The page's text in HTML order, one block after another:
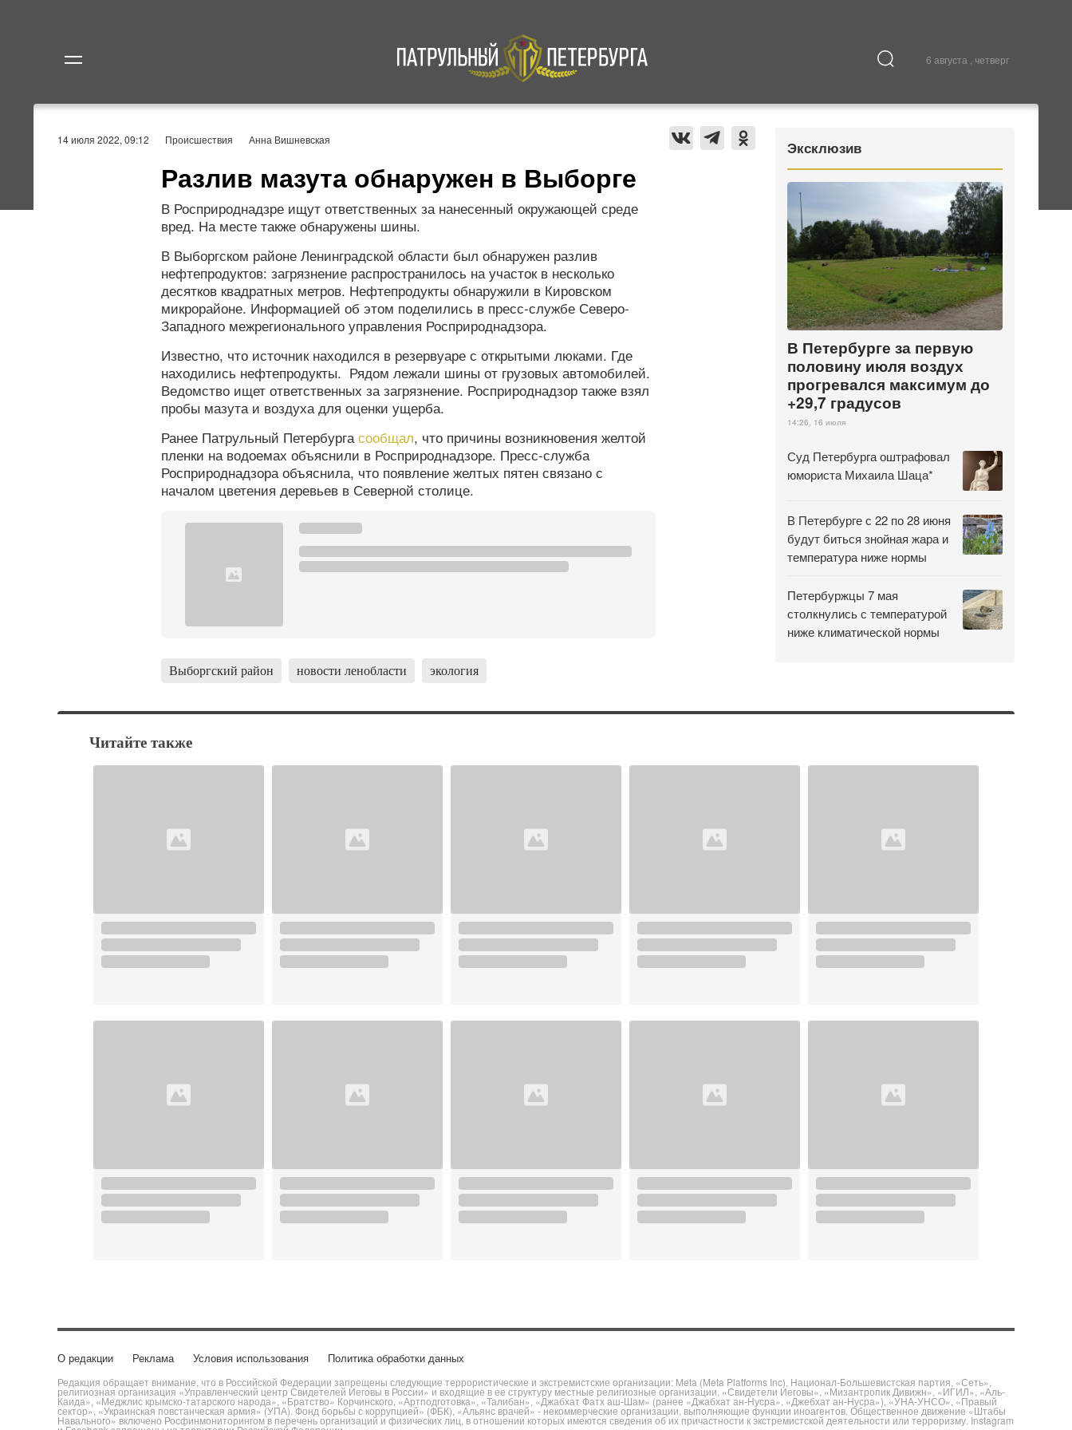
6 августа , четверг
Происшествия Культура
14 июля 2022, 09:12 Происшествия Анна Вишневская
Разлив мазута обнаружен в Выборге
В Росприроднадзре ищут ответственных за нанесенный окружающей среде
вред. На месте также обнаружены шины.
В Выборгском районе Ленинградской области был обнаружен разлив
нефтепродуктов: загрязнение распространилось на участок в несколько
десятков квадратных метров. Нефтепродукты обнаружили в Кировском
микрорайоне. Информацией об этом поделились в пресс-службе Северо-
Западного межрегионального управления Росприроднадзора.
Известно, что источник находился в резервуаре с открытыми люками. Где
находились нефтепродукты. Рядом лежали шины от грузовых автомобилей.
Ведомство ищет ответственных за загрязнение. Росприроднадзор также взял
пробы мазута и воздуха для оценки ущерба.
Ранее Патрульный Петербургасообщал, что причины возникновения желтой
пленки на водоемах объяснили в Росприроднадзоре. Пресс-служба
Росприроднадзора объяснила, что появление желтых пятен связано с
началом цветения деревьев в Северной столице.
Выборгский район новости ленобласти экология
Эксклюзив
В Петербурге за первую
половину июля воздух
прогревался максимум до
+29,7 градусов
14:26, 16 июля
Суд Петербурга оштрафовал
юмориста Михаила Шаца*
В Петербурге с 22 по 28 июня
будут биться знойная жара и
температура ниже нормы
Петербуржцы 7 мая
столкнулись с температурой
ниже климатической нормы
Читайте также
О редакции Реклама Условия использования Политика обработки данных
Редакция обращает внимание, что в Российской Федерации запрещены следующие террористические и экстремистские организации: Meta (Meta Platforms Inc), Национал-Большевистская партия, «Сеть»,
религиозная организация «Управленческий центр Свидетелей Иеговы в России» и входящие в ее структуру местные религиозные организации, «Свидетели Иеговы», «Мизантропик Дивижн», «ИГИЛ», «Аль-
Каида», «Меджлис крымско-татарского народа», «Братство» Корчинского, «Артподготовка», «Талибан», «Джабхат Фатх аш-Шам» (ранее «Джабхат ан-Нусра», «Джебхат ан-Нусра»), «УНА-УНСО», «Правый
сектор», «Украинская повстанческая армия» (УПА). Фонд борьбы с коррупцией» (ФБК), «Альянс врачей» - некоммерческие организации, выполняющие функции иноагентов. Общественное движение «Штабы
Навального» включено Росфинмониторингом в перечень организаций и физических лиц, в отношении которых имеются сведения об их причастности к экстремистской деятельности или терроризму. Instagram